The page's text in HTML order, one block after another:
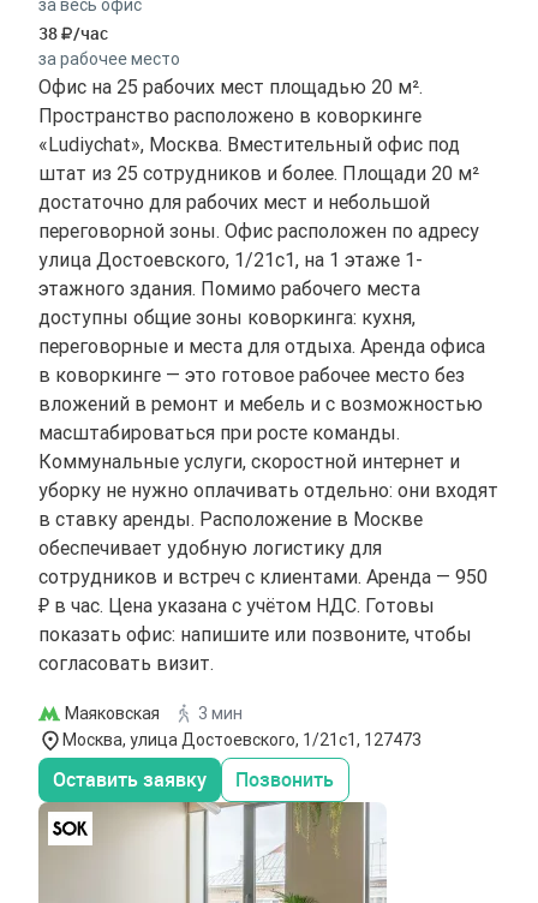
за весь офис
38 /час
за рабочее место
Офис на 25 рабочих мест площадью 20 м².
Пространство расположено в коворкинге
«Ludiychat», Москва. Вместительный офис под
штат из 25 сотрудников и более. Площади 20 м²
достаточно для рабочих мест и небольшой
переговорной зоны. Офис расположен по адресу
улица Достоевского, 1/21с1, на 1 этаже 1-
этажного здания. Помимо рабочего места
доступны общие зоны коворкинга: кухня,
переговорные и места для отдыха. Аренда офиса
в коворкинге — это готовое рабочее место без
вложений в ремонт и мебель и с возможностью
масштабироваться при росте команды.
Коммунальные услуги, скоростной интернет и
уборку не нужно оплачивать отдельно: они входят
в ставку аренды. Расположение в Москве
обеспечивает удобную логистику для
сотрудников и встреч с клиентами. Аренда — 950
₽ в час. Цена указана с учётом НДС. Готовы
показать офис: напишите или позвоните, чтобы
согласовать визит.
Маяковская
3 мин
Москва, улица Достоевского, 1/21с1, 127473
Оставить заявку Позвонить